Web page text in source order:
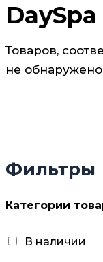
Фильтры
Категории
В наличии
Товаров,
не